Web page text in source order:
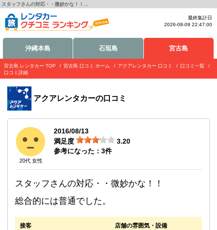
スタッフさんの対応・・微妙かな！！...
最終集計日
2026-08-09 22:47:00
沖縄本島 石垣島 宮古島
宮古島 レンタカー TOP 宮古島 口コミ ホーム アクアレンタカー 口コミ
口コミ一覧
口コミ詳細
アクアレンタカーの口コミ
20代 女性
2016/08/13
満足度
3.20
参考になった： 3件
スタッフさんの対応・・微妙かな！！
総合的には普通でした。
接客 店舗の雰囲気・設備